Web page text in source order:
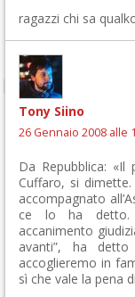
ragazzi chi sa
Tony Siino
26 Gennaio 2008 alle
Da Repubblica: «Il
Cuffaro, si
accompagnato
ce lo ha detto.
accanimento
avanti”, ha
accoglieremo in
sì che vale la pena